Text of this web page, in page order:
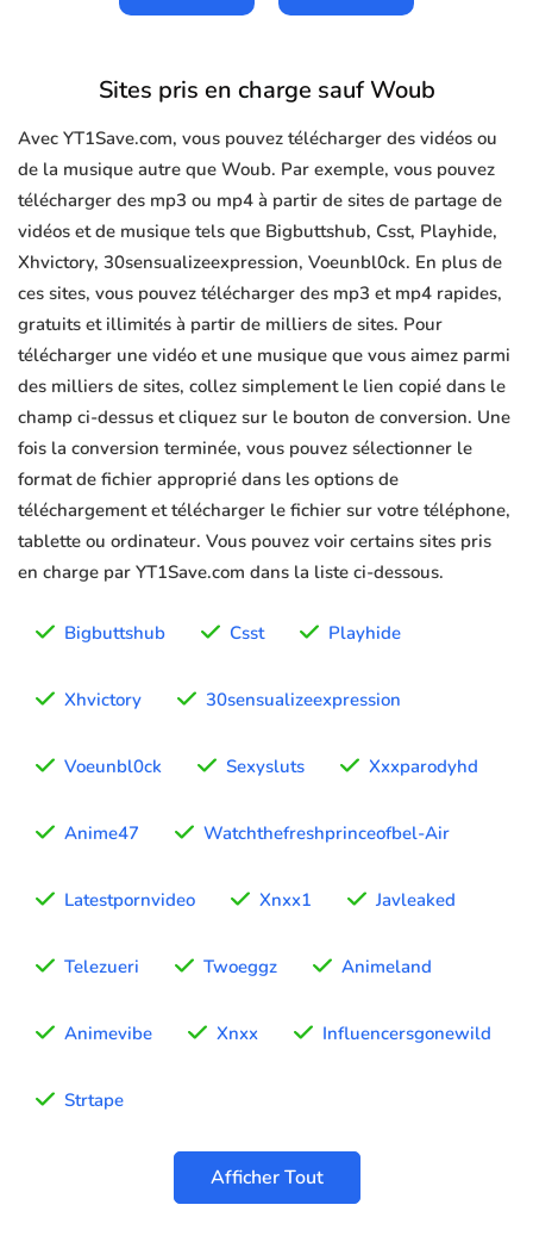
Sites pris en charge sauf Woub
Avec YT1Save.com, vous pouvez télécharger des vidéos ou
de la musique autre que Woub. Par exemple, vous pouvez
télécharger des mp3 ou mp4 à partir de sites de partage de
vidéos et de musique tels que Bigbuttshub, Csst, Playhide,
Xhvictory, 30sensualizeexpression, Voeunbl0ck. En plus de
ces sites, vous pouvez télécharger des mp3 et mp4 rapides,
gratuits et illimités à partir de milliers de sites. Pour
télécharger une vidéo et une musique que vous aimez parmi
des milliers de sites, collez simplement le lien copié dans le
champ ci-dessus et cliquez sur le bouton de conversion. Une
fois la conversion terminée, vous pouvez sélectionner le
format de fichier approprié dans les options de
téléchargement et télécharger le fichier sur votre téléphone,
tablette ou ordinateur. Vous pouvez voir certains sites pris
en charge par YT1Save.com dans la liste ci-dessous.
Bigbuttshub Csst Playhide
Xhvictory 30sensualizeexpression
Voeunbl0ck Sexysluts Xxxparodyhd
Anime47 Watchthefreshprinceofbel-Air
Latestpornvideo Xnxx1 Javleaked
Telezueri Twoeggz Animeland
Animevibe Xnxx Influencersgonewild
Strtape
Afficher Tout